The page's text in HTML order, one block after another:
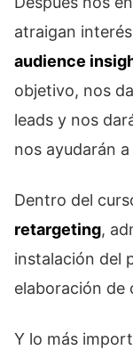
atraigan
audience
objetivo, nos
leads y nos
nos ayudarán
Dentro del
retargeting,
instalación del
elaboración de
Y lo más